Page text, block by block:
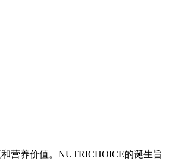
营养价值。NUTRICHOICE的诞生旨